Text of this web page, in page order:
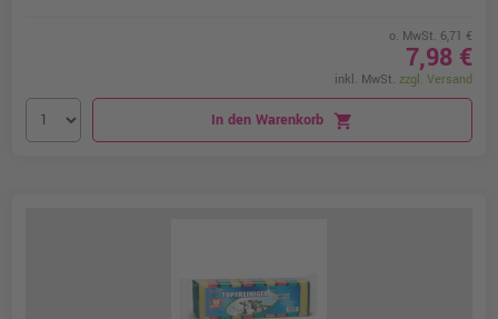
o. MwSt. 6,71 €
7,98 €
inkl. MwSt. zzgl. Versand
In den Warenkorb shopping_cart